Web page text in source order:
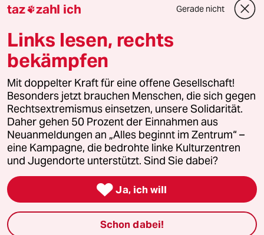
Downloads für Abonnierende
© 2026 taz Verlags und Vertriebs GmbH
Alle Rechte vorbehalten. Bei rechtlichen Fragen oder für Genehmigungen
wenden Sie sich bitte an
lizenzen@taz.de
Feedback Redaktionsstatut Kommune-Richtlinien
Leitlinie Informant Datenschutz Impressum AGB
Seitenwende Einwilligungen widerrufen (Ads)
taz zahl ich Gerade nicht
Links lesen, rechts
bekämpfen
Mit doppelter Kraft für eine offene Gesellschaft!
Besonders jetzt brauchen Menschen, die sich gegen
Rechtsextremismus einsetzen, unsere Solidarität.
Daher gehen 50 Prozent der Einnahmen aus
Neuanmeldungen an „Alles beginnt im Zentrum“ –
eine Kampagne, die bedrohte linke Kulturzentren
und Jugendorte unterstützt. Sind Sie dabei?
 Ja, ich will
Schon dabei!